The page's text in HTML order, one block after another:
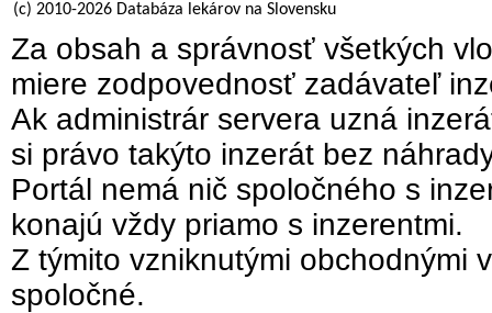
(c) 2010-2026 Databáza lekárov na Slovensku
Za obsah a správnosť všetkých
miere zodpovednosť zadávateľ
Ak administrár servera uzná
si právo takýto inzerát bez
Portál nemá nič spoločného s
konajú vždy priamo s inzerentmi.
Z týmito vzniknutými obchodnými
spoločné.